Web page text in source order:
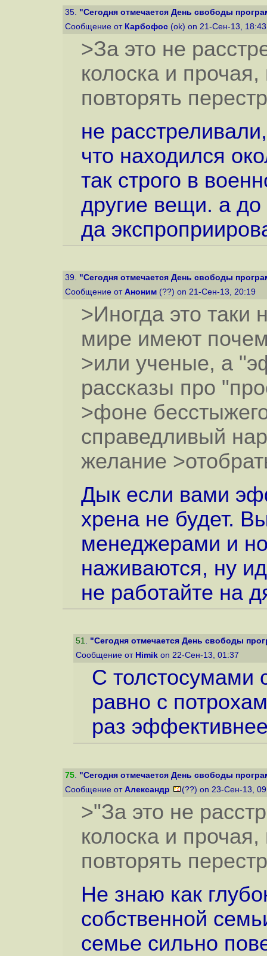
35. "Сегодня отмечается День свободы
Сообщение от Карбофос (ok) on 21-Сен-13,
>За это не
колоска и
повторять
не
что находился
так строго в
другие вещи. а до
да
39. "Сегодня отмечается День свободы
Сообщение от Аноним (??) on 21-Сен-13, 20:19
>Иногда это
мире имеют
>или ученые, а
рассказы про
>фоне
справедливый
желание
Дык если вами
хрена не будет.
менеджерами и
наживаются, ну
не работайте на
51. "Сегодня отмечается День свободы
Сообщение от Himik on 22-Сен-13, 01:37
С толстосумами
равно с
раз
75. "Сегодня отмечается День свободы
Сообщение от Александр (??) on 23-Сен-13,
>"За это не
колоска и
повторять
Не знаю как
собственной
семье сильно